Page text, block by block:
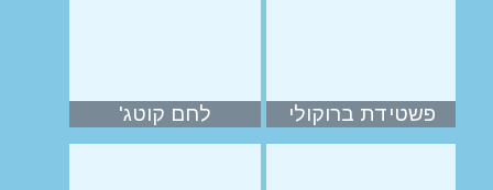
פשטידת ברוקולי לחם קוטג'